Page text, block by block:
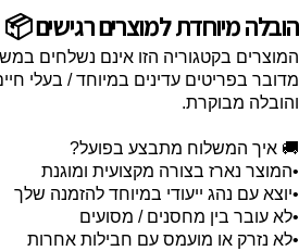
הובלה מיוחדת למוצרים רגישים 📦
המוצרים בקטגוריה הזו אינם נשלחים
מדובר בפריטים עדינים במיוחד / בעלי
והובלה מבוקרת.
🚚 איך המשלוח מתבצע בפועל?
•המוצר נארז בצורה מקצועית ומוגנת
•יוצא עם נהג ייעודי במיוחד להזמנה שלך
•לא עובר בין מחסנים / מסועים
•לא נזרק או מועמס עם חבילות אחרות